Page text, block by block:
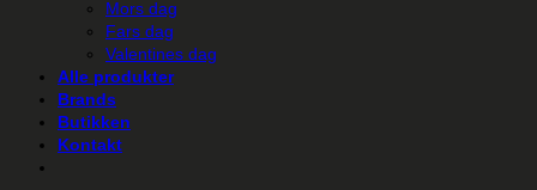
Mors dag
Fars dag
Valentines dag
Alle produkter
Brands
Butikken
Kontakt